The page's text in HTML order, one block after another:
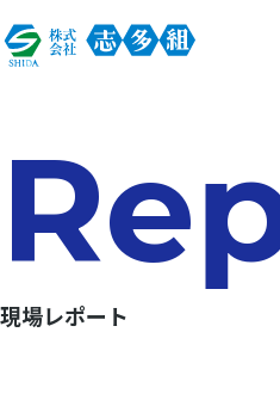
現場レポート